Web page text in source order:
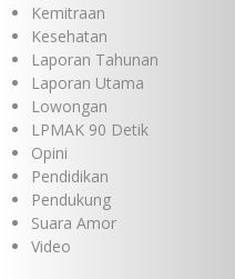
Kemitraan
Kesehatan
Laporan Tahunan
Laporan Utama
Lowongan
LPMAK 90 Detik
Opini
Pendidikan
Pendukung
Suara Amor
Video